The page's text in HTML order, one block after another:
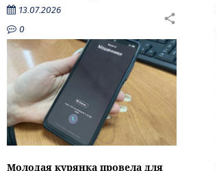
13.07.2026
0
Молодая курянка провела для